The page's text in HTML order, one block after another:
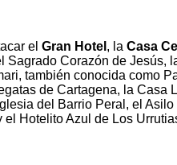
el Gran Hotel , la Casa
Sagrado Corazón de Jesús,
también conocida como
de Cartagena, la Casa
del Barrio Peral, el
Hotelito Azul de Los